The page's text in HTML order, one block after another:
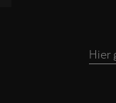
Hier